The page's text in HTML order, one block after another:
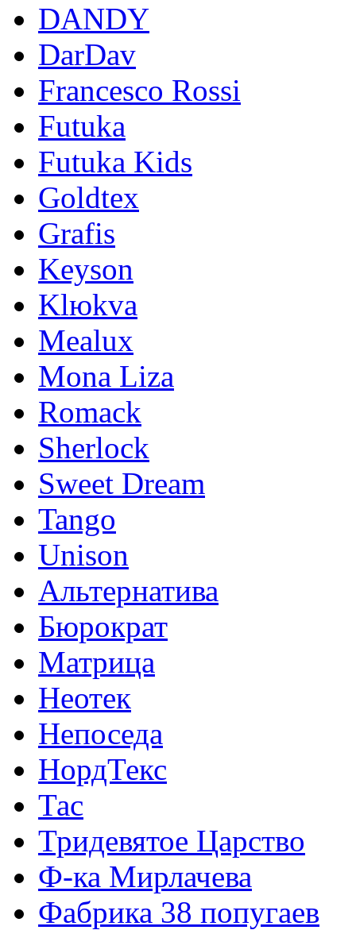
DANDY
DarDav
Francesco Rossi
Futuka
Futuka Kids
Goldtex
Grafis
Keyson
Klюkva
Mealux
Mona Liza
Romack
Sherlock
Sweet Dream
Tango
Unison
Альтернатива
Бюрократ
Матрица
Неотек
Непоседа
НордТекс
Тас
Тридевятое Царство
Ф-ка Мирлачева
Фабрика 38 попугаев